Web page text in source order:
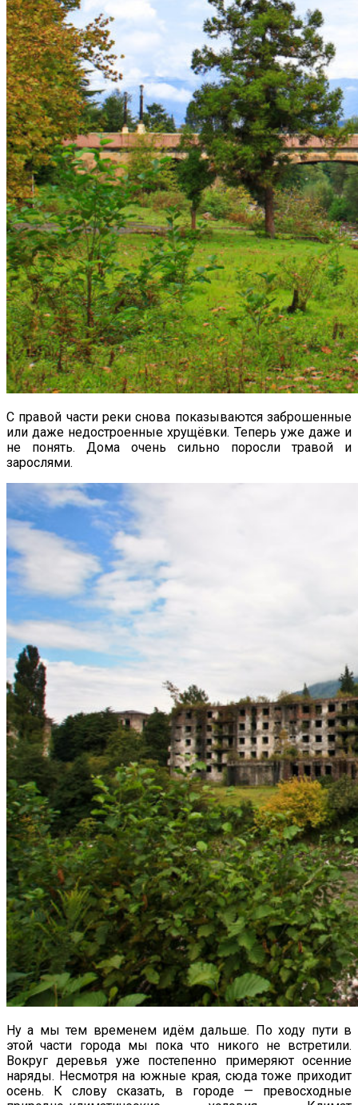
С правой части реки снова показываются заброшенные
или даже недостроенные хрущёвки. Теперь уже даже и
не понять. Дома очень сильно поросли травой и
зарослями.
Ну а мы тем временем идём дальше. По ходу пути в
этой части города мы пока что никого не встретили.
Вокруг деревья уже постепенно примеряют осенние
наряды. Несмотря на южные края, сюда тоже приходит
осень. К слову сказать, в городе — превосходные